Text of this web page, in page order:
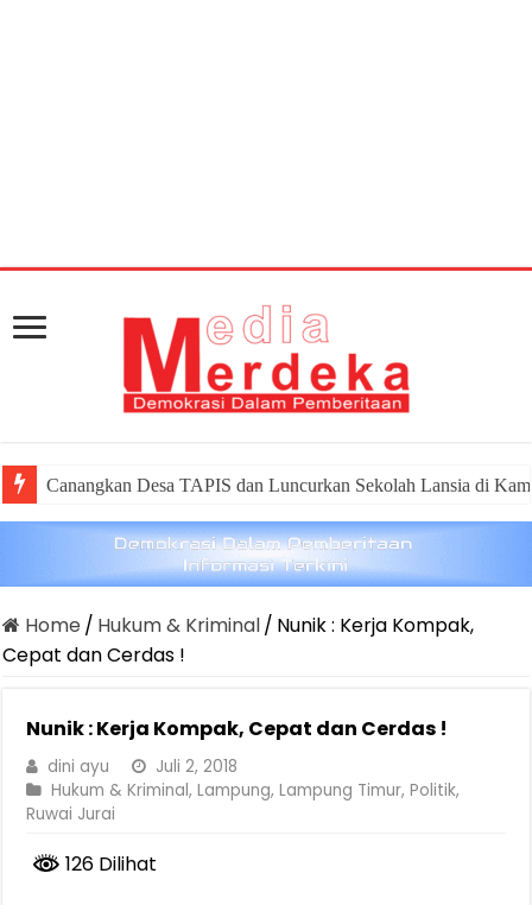
Canangkan Desa TAPIS dan Luncurkan Sekolah Lansia di
Home / Hukum & Kriminal/ Nunik : Kerja Kompak,
Cepat dan Cerdas !
Nunik : Kerja Kompak, Cepat dan Cerdas !
dini ayu
Juli 2, 2018
Hukum & Kriminal,Lampung,Lampung Timur,Politik,
Ruwai Jurai
126 Dilihat